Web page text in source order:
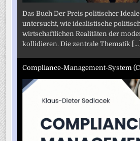
Das Buch Der Preis politischer
untersucht, wie idealistische
wirtschaftlichen Realitäten der
kollidieren. Die zentrale Thematik [...]
Compliance-Management-System